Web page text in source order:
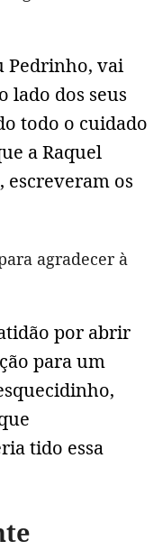
Pedrinho, vai
lado dos seus
todo o cuidado
a Raquel
escreveram os
agradecer à
por abrir
para um
tido essa